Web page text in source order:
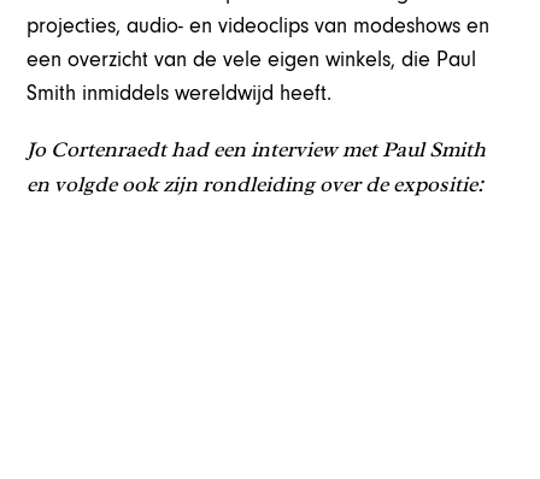
projecties, audio- en videoclips van modeshows en
een overzicht van de vele eigen winkels, die Paul
Smith inmiddels wereldwijd heeft.
Jo Cortenraedt had een interview met Paul Smith
en volgde ook zijn rondleiding over de expositie: